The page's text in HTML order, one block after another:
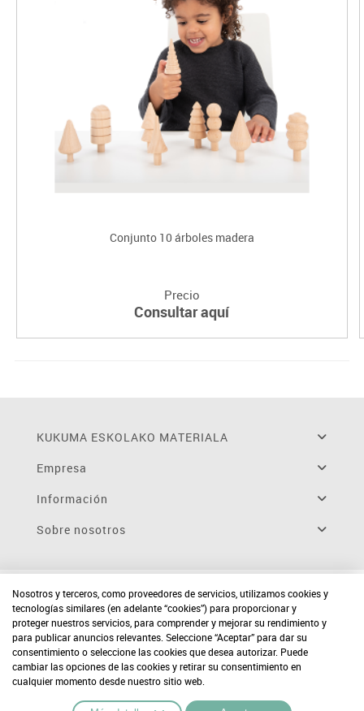
Conjunto 10 árboles madera
Precio
Consultar aquí
KUKUMA ESKOLAKO MATERIALA
Empresa
Información
Sobre nosotros
Nosotros y terceros, como proveedores de servicios, utilizamos cookies y
tecnologías similares (en adelante “cookies”) para proporcionar y
proteger nuestros servicios, para comprender y mejorar su rendimiento y
para publicar anuncios relevantes. Seleccione “Aceptar” para dar su
consentimiento o seleccione las cookies que desea autorizar. Puede
cambiar las opciones de las cookies y retirar su consentimiento en
cualquier momento desde nuestro sitio web.